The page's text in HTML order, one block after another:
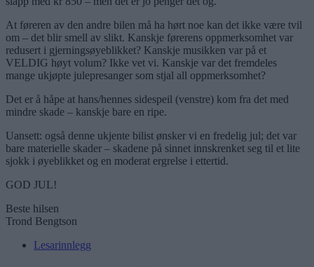
At føreren av den andre bilen må ha hørt noe kan det ikke være tvil
om – det blir smell av slikt. Kanskje førerens oppmerksomhet var
redusert i gjerningsøyeblikket? Kanskje musikken var på et
VELDIG høyt volum? Ikke vet vi. Kanskje var det fremdeles
mange ukjøpte julepresanger som stjal all oppmerksomhet?
Det er å håpe at hans/hennes sidespeil (venstre) kom fra det med
mindre skade – kanskje bare en ripe.
Uansett: også denne ukjente bilist ønsker vi en fredelig jul; det var
bare materielle skader – skadene på sinnet innskrenket seg til et lite
sjokk i øyeblikket og en moderat ergrelse i ettertid.
GOD JUL!
Beste hilsen
Trond Bengtson
Lesarinnlegg